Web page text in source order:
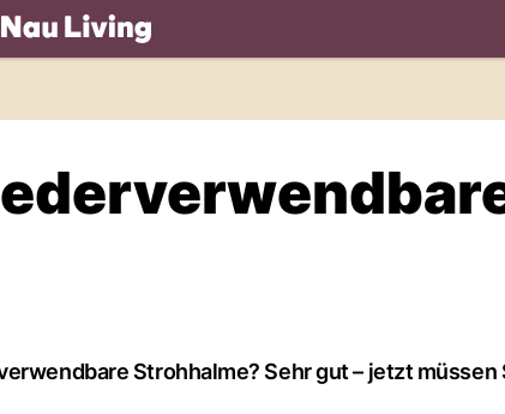
Strohhalme? Sehr gut – jetzt müssen